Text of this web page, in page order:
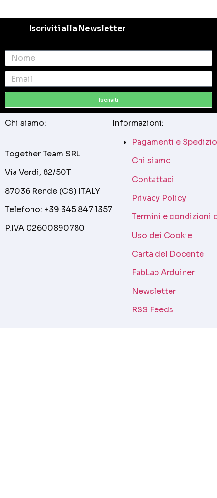
Iscriviti alla Newsletter
Iscriviti
Chi siamo:
Together Team SRL
Via Verdi, 82/50T
87036 Rende (CS) ITALY
Telefono: +39 345 847 1357
P.IVA 02600890780
Informazioni:
Pagamenti e
Chi siamo
Contattaci
Privacy Policy
Termini e condizioni
Uso dei Cookie
Carta del Docente
FabLab Arduiner
Newsletter
RSS Feeds